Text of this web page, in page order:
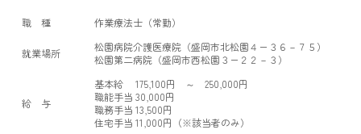
職 種 作業療法士（常勤）
就業場所
松園病院介護医療院（盛岡市北松園４ー３６－７５）
松園第二病院（盛岡市西松園３ー２２－３）
給 与
基本給 175,100円 ～ 250,000円
職能手当 30,000円
職務手当 13,500円
住宅手当 11,000円（※該当者のみ）